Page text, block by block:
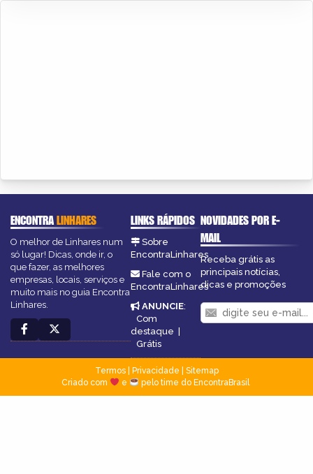
ENCONTRALINHARES
O melhor de Linhares num
só lugar! Dicas, onde ir, o
que fazer, as melhores
empresas, locais, serviços e
muito mais no guia Encontra
Linhares.
LINKS RÁPIDOS
Sobre
EncontraLinhares
Fale com o
EncontraLinhares
ANUNCIE:
Com
destaque |
Grátis
NOVIDADES POR E-
MAIL
Receba grátis as
principais notícias,
dicas e promoções
Termos| Privacidade
Sitemap
Criado com
e pelo time do EncontraBrasil